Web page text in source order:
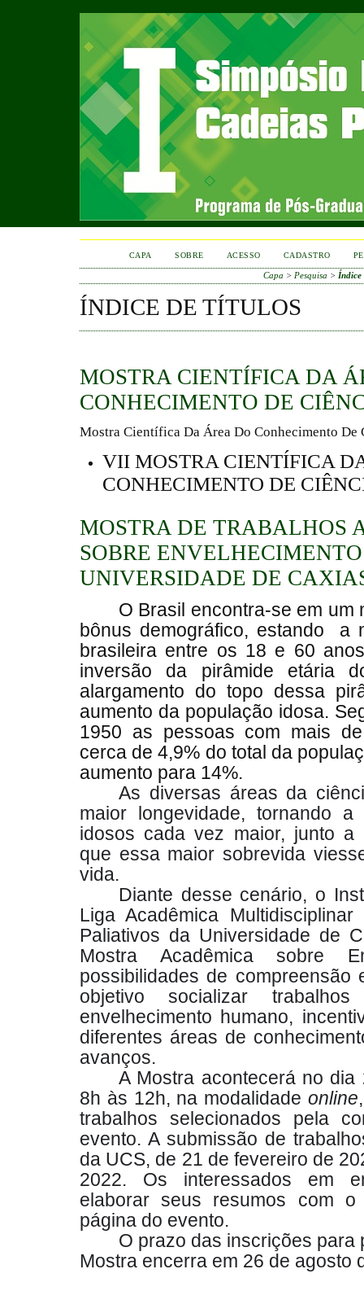
CAPA SOBRE ACESSO CADASTRO
Capa > Pesquisa > Índice
ÍNDICE DE TÍTULOS
MOSTRA CIENTÍFICA DA
CONHECIMENTO DE
Mostra Científica Da Área Do Conhecimento De
VII MOSTRA CIENTÍFICA
CONHECIMENTO DE
MOSTRA DE TRABALHOS
SOBRE
UNIVERSIDADE DE
O Brasil encontra-se em um
bônus demográfico, estando a
brasileira entre os 18 e 60
inversão da pirâmide etária
alargamento do topo dessa
aumento da população idosa.
1950 as pessoas com mais
cerca de 4,9% do total da
aumento para 14%.
As diversas áreas da
maior longevidade, tornando
idosos cada vez maior, junto a
que essa maior sobrevida
vida.
Diante desse cenário, o
Liga Acadêmica
Paliativos da Universidade de
Mostra Acadêmica sobre
possibilidades de compreensão
objetivo socializar
envelhecimento humano,
diferentes áreas de
avanços.
A Mostra acontecerá no
8h às 12h, na modalidadeonline
trabalhos selecionados pela
evento. A submissão de
da UCS, de 21 de fevereiro de
2022. Os interessados em
elaborar seus resumos com o
página do evento.
O prazo das inscrições para
Mostra encerra em 26 de agosto